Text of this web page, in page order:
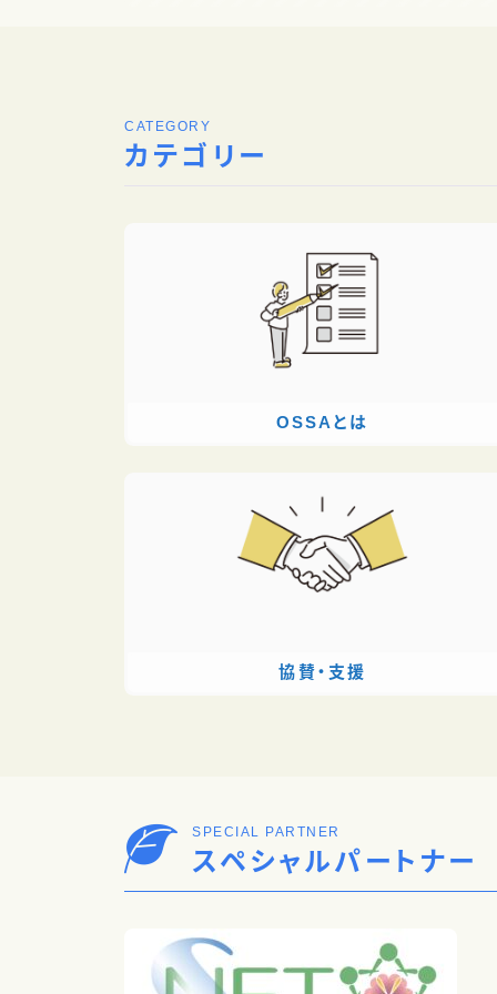
CATEGORY
カテゴリー
OSSAとは
協賛・支援
SPECIAL PARTNER
スペシャルパートナー